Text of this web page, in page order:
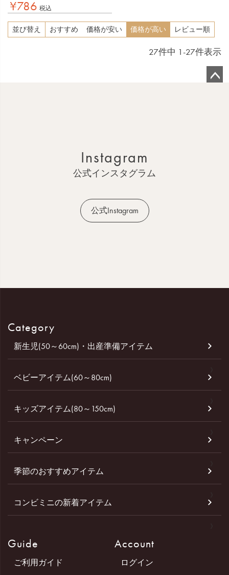
¥786 税込
並び替え おすすめ 価格が安い 価格が高い レビュー順
27件中 1 -27件表示
Instagram
公式インスタグラム
公式Instagram
Category
新生児(50～60cm)・出産準備アイテム
ベビーアイテム(60～80cm)
キッズアイテム(80～150cm)
キャンペーン
季節のおすすめアイテム
コンビミニの新着アイテム
Guide
ご利用ガイド
Account
ログイン